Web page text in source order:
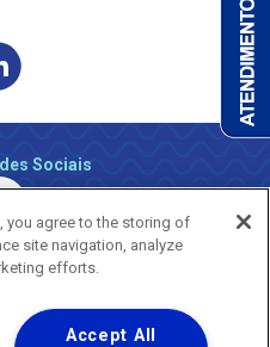
Sociais
you agree to the storing of
site navigation, analyze
efforts.
Accept All